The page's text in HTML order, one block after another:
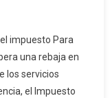
impuesto Para
una rebaja en
los servicios
el Impuesto